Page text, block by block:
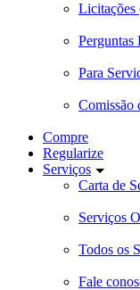
Licitações
Perguntas
Para
Comissão
Compre
Regularize
Serviços
Carta de
Serviços
Todos os
Fale